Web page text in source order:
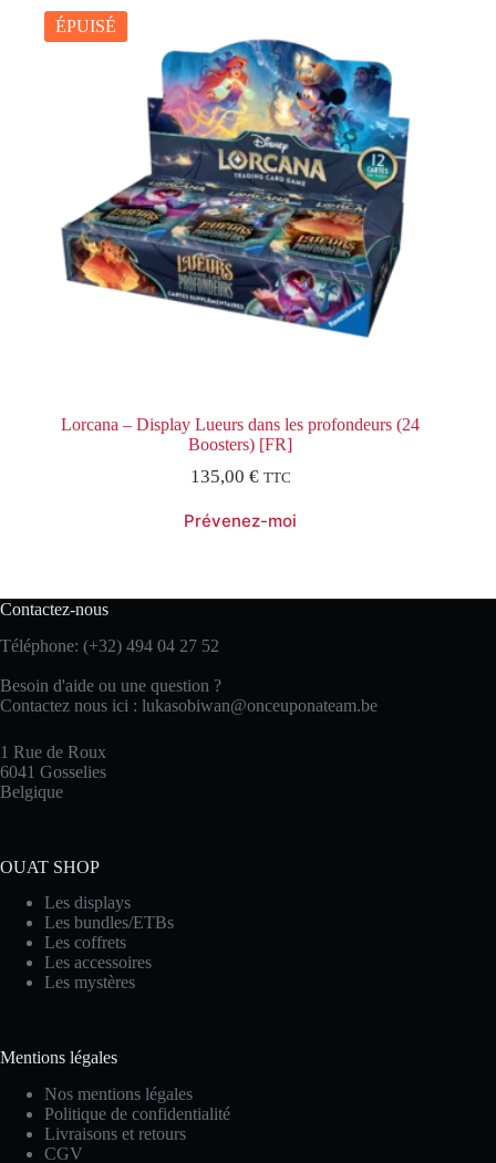
ÉPUISÉ
Lorcana – Display Lueurs dans les profondeurs (24
Boosters) [FR]
135,00 € TTC
Contactez-nous
Téléphone: (+32) 494 04 27 52
Besoin d'aide ou une question ?
Contactez nous ici : lukasobiwan@onceuponateam.be
1 Rue de Roux
6041 Gosselies
Belgique
OUAT SHOP
Les displays
Les bundles/ETBs
Les coffrets
Les accessoires
Les mystères
Mentions légales
Nos mentions légales
Politique de confidentialité
Livraisons et retours
CGV